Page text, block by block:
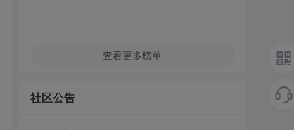
查看更多榜单
社区公告